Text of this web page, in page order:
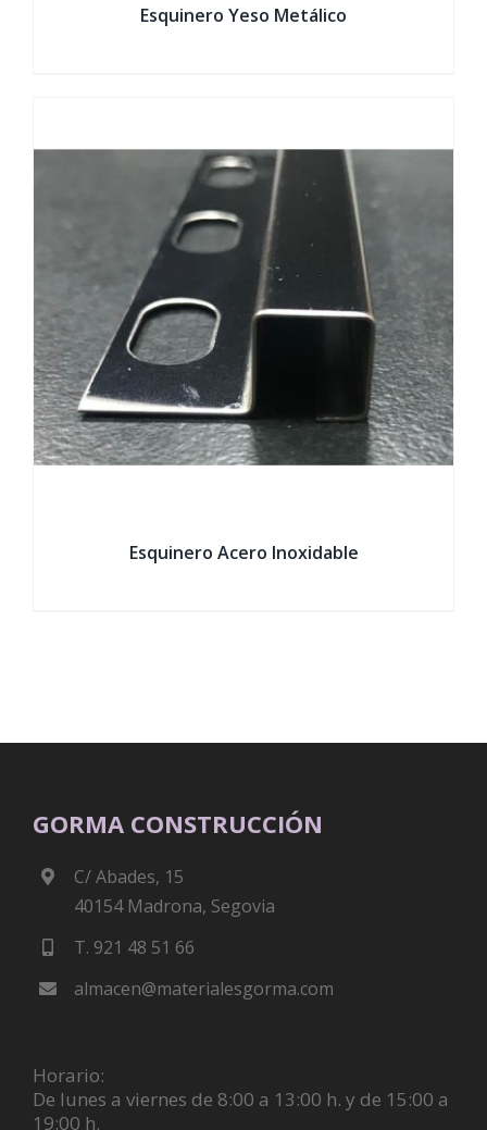
Esquinero Yeso Metálico
Esquinero Acero Inoxidable
GORMA CONSTRUCCIÓN
C/ Abades, 15
40154 Madrona, Segovia
T. 921 48 51 66
almacen@materialesgorma.com
Horario:
De lunes a viernes de 8:00 a 13:00 h. y de 15:00 a
19:00 h.